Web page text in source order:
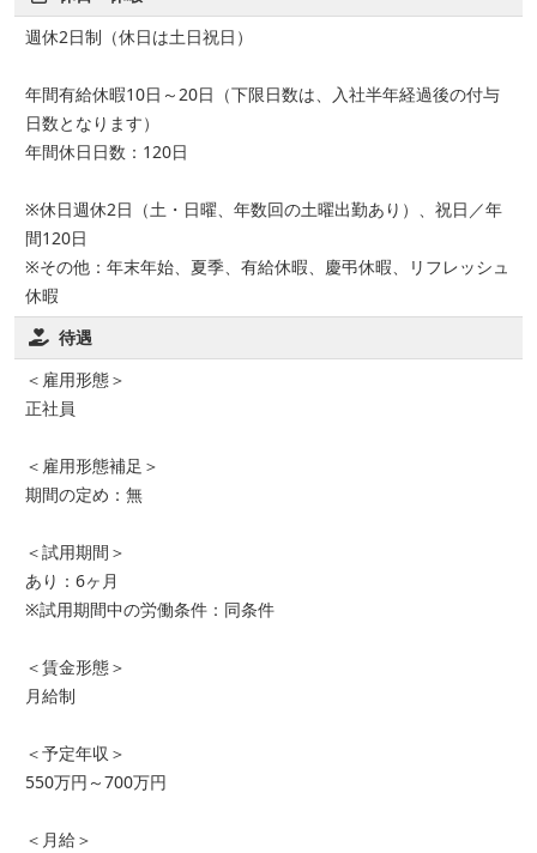
週休2日制（休日は土日祝日）
年間有給休暇10日～20日（下限日数は、入社半年経過後の付与
日数となります）
年間休日日数：120日
※休日週休2日（土・日曜、年数回の土曜出勤あり）、祝日／年
間120日
※その他：年末年始、夏季、有給休暇、慶弔休暇、リフレッシュ
休暇
待遇
＜雇用形態＞
正社員
＜雇用形態補足＞
期間の定め：無
＜試用期間＞
あり：6ヶ月
※試用期間中の労働条件：同条件
＜賃金形態＞
月給制
＜予定年収＞
550万円～700万円
＜月給＞